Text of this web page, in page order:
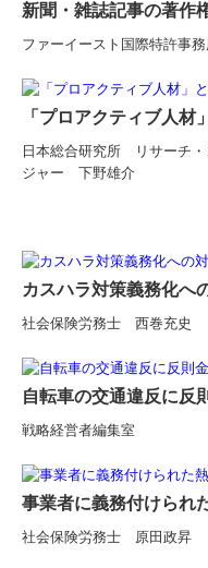
新聞・雑誌記事の著作
ファーイースト国際特許
「プロアクティブ人材
日本総合研究所 リサーチ・
ジャー 下野雄介
カスハラ対策義務化へ
社会保険労務士 西巻充史
自転車の交通違反に反
戦略経営者編集室
事業者に義務付けられ
社会保険労務士 原田政昇